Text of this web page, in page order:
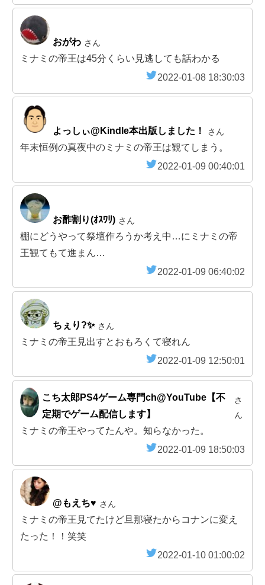
おがわ さん
ミナミの帝王は45分くらい見逃しても話わかる
2022-01-08 18:30:03
よっしぃ@Kindle本出版しました！ さん
年末恒例の真夜中のミナミの帝王は観てしまう。
2022-01-09 00:40:01
お酢割り(ｵｽﾜﾘ) さん
棚にどうやって祭壇作ろうか考え中…にミナミの帝
王観てもて進まん…
2022-01-09 06:40:02
ちぇり?✨ さん
ミナミの帝王見出すとおもろくて寝れん
2022-01-09 12:50:01
こち太郎PS4ゲーム専門ch@YouTube【不
定期でゲーム配信します】
さ
ん
ミナミの帝王やってたんや。知らなかった。
2022-01-09 18:50:03
@もえち♥️ さん
ミナミの帝王見てたけど旦那寝たからコナンに変え
たった！！笑笑
2022-01-10 01:00:02